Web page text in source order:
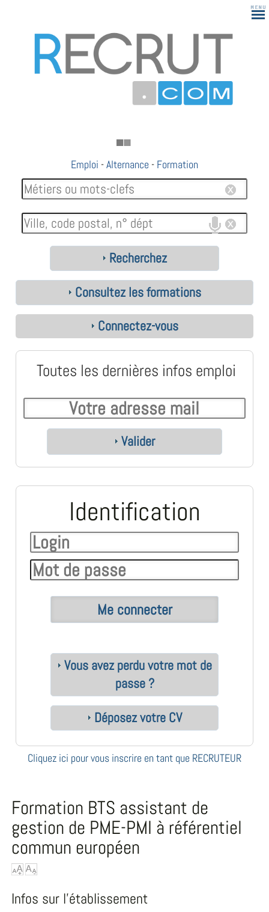
Emploi -Alternance - Formation
Recherchez
Consultez les formations
Connectez-vous
Toutes les dernières infos emploi
Valider
Identification
Vous avez perdu votre mot de
passe ?
Déposez votre CV
Cliquez ici pour vous inscrire en tant que RECRUTEUR
Formation BTS assistant de
gestion de PME-PMI à référentiel
commun européen
Infos sur l'établissement